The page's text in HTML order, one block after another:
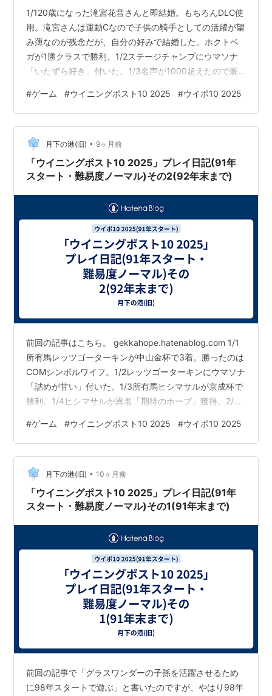
1/120歳になった滝宮花音さんと即結婚。もちろんDLC使
用。滝宮さんは運動Cなので子供の騎手としての活躍が望
み薄なのが残念だが、自分の好みで結婚した。ホクトベ
ガが1勝クラスで勝利。1/2ステージチャンプにウマソナ
「いたずら好き」付いた。1/3名声が1000超えたので厩
利。1/4ノースフライトが新馬戦で勝利。ステージチャン
プが未勝利戦で勝利。ノースフライトにウマソナ「人懐
っこい」付いた。 2/2ステージチャンプがゆりかもめ賞で
勝利。2/3ホクトベガが雲取賞で3着。成長「遅め」なの
で3歳春はダートでも苦戦するか。ヒシマサルが京都記念
で2着。 …
#ゲーム #ウイニングポスト10 2025 #ウイポ10 2025
月下の港(旧) • 9ヶ月前
「ウイニングポスト10 2025」プレイ日記(91年
スタート・難易度ノーマル)その2(92年末まで)
前回の記事はこちら。 gekkahope.hatenablog.com 1/1
所有馬レッツゴーターキンが中山金杯で3着。勝ったのは
COMシンボルワイフ。1/2レッツゴーターキンにウマソナ
「詰めが甘い」付いた。1/3所有馬ヒシマサルが京成杯で
勝利。1/4ヒシマサルが異名「期待のホープ」獲得。2/2
COMバリエンテー。2/3ヒシマサルが共同通信杯で勝
利。特性「坂越え」獲得。所有馬ナイスネイチャが京都
記念で2着。勝ったのはCOMイクノディクタス。3/3レッ
ツゴーターキンが金鯱賞で勝利。特性「鉄砲」獲得。3/4
レッツゴーターキンがウマソナ「わがまま」克服…
#ゲーム #ウイニングポスト10 2025 #ウイポ10 2025
月下の港(旧) • 10ヶ月前
「ウイニングポスト10 2025」プレイ日記(91年
スタート・難易度ノーマル)その1(91年末まで)
前回の記事で「グラスワンダーの子孫を活躍させるため
に98年スタートで遊ぶ」と書いたのですが、やはり98年